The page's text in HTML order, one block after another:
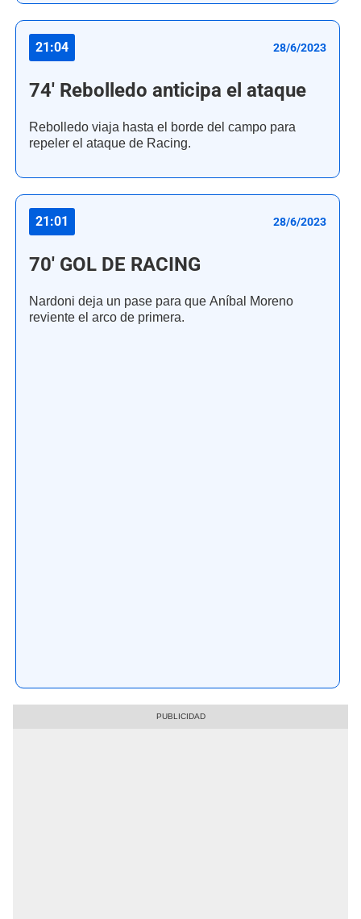
21:04 28/6/2023
74' Rebolledo anticipa el ataque
Rebolledo viaja hasta el borde del campo para
repeler el ataque de Racing.
21:01 28/6/2023
70' GOL DE RACING
Nardoni deja un pase para que Aníbal Moreno
reviente el arco de primera.